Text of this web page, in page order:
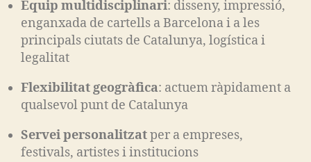
Equip multidisciplinari: disseny, impressió,
enganxada de cartells a Barcelona i a les
principals ciutats de Catalunya, logística i
legalitat
Flexibilitat geogràfica: actuem ràpidament a
qualsevol punt de Catalunya
Servei personalitzatper a empreses,
festivals, artistes i institucions